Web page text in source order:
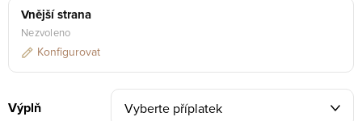
Vnější strana
Nezvoleno
Konfigurovat
Výplň